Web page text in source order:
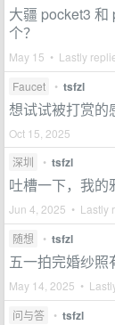
大疆 pocket3 和
个？
May 15 • Lastly
Faucet • tsfzl
想试试被打赏的
Oct 15, 2025
深圳
• tsfzl
吐槽一下，我的
Jun 4, 2025 • Lastly
随想 • tsfzl
五一拍完婚纱照
May 14, 2025 •
问与答 • tsfzl